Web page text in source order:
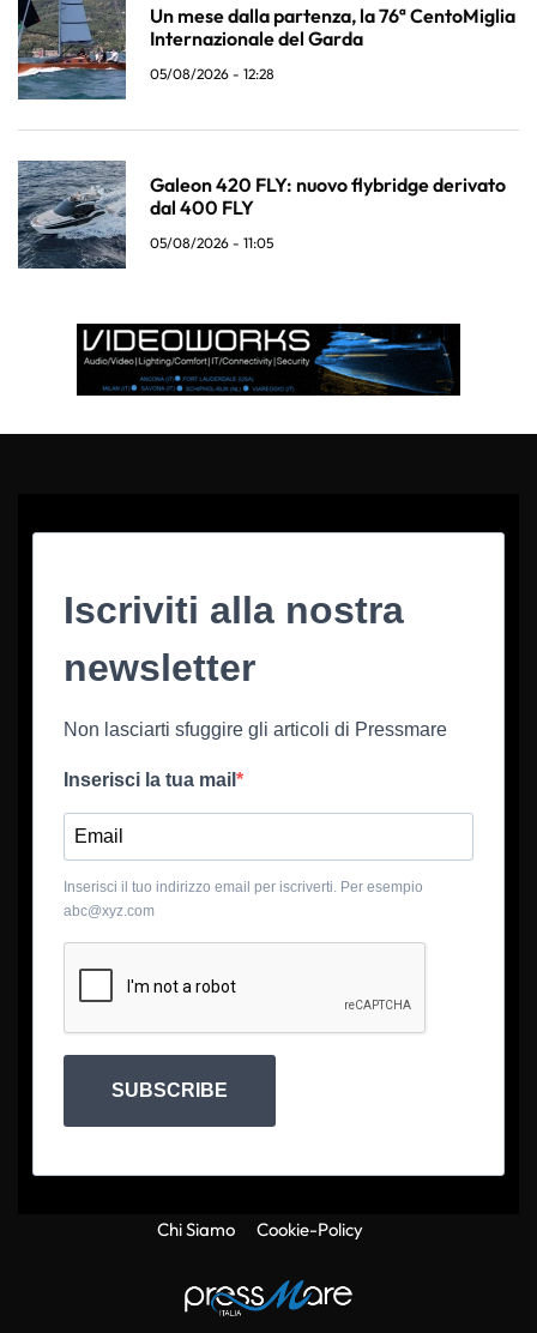
Un mese dalla partenza, la 76ª CentoMiglia
Internazionale del Garda
05/08/2026 - 12:28
Galeon 420 FLY: nuovo flybridge derivato
dal 400 FLY
05/08/2026 - 11:05
Iscriviti alla nostra
newsletter
Non lasciarti sfuggire gli articoli di Pressmare
Inserisci la tua mail
Inserisci il tuo indirizzo email per iscriverti. Per esempio
abc@xyz.com
SUBSCRIBE
Chi Siamo Cookie-Policy